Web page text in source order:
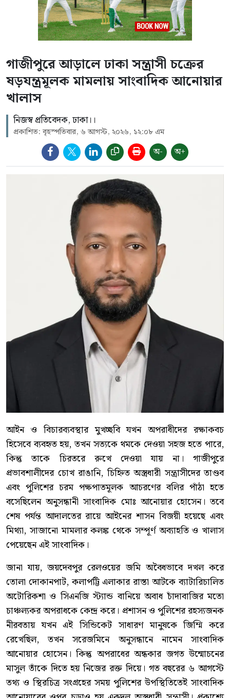
গাজীপুরে আড়ালে ঢাকা সন্ত্রাসী চক্রের
ষড়যন্ত্রমূলক মামলায় সাংবাদিক আনোয়ার
খালাস
নিজস্ব প্রতিবেদক, ঢাকা।।
প্রকাশিত: বৃহস্পতিবার, ৬ আগস্ট, ২০২৬, ১২:০৮ এম
অ- অ+
আইন ও বিচারব্যবস্থার মুখচ্ছবি যখন অপরাধীদের রক্ষাকবচ
হিসেবে ব্যবহৃত হয়, তখন সত্যকে থমকে দেওয়া সহজ হতে পারে,
কিন্তু তাকে চিরতরে রুখে দেওয়া যায় না। গাজীপুরে
প্রভাবশালীদের চোখ রাঙানি, চিহ্নিত অস্ত্রধারী সন্ত্রাসীদের তাণ্ডব
এবং পুলিশের চরম পক্ষপাতমূলক আচরণের বলির পাঁঠা হতে
বসেছিলেন অনুসন্ধানী সাংবাদিক মোঃ আনোয়ার হোসেন। তবে
শেষ পর্যন্ত আদালতের রায়ে আইনের শাসন বিজয়ী হয়েছে এবং
মিথ্যা, সাজানো মামলার কলঙ্ক থেকে সম্পূর্ণ অব্যাহতি ও খালাস
পেয়েছেন এই সাংবাদিক।
জানা যায়, জয়দেবপুর রেলওয়ের জমি অবৈধভাবে দখল করে
তোলা দোকানপাট, কলাপট্টি এলাকার রাস্তা আটকে ব্যাটারিচালিত
অটোরিকশা ও সিএনজি স্ট্যান্ড বানিয়ে অবাধ চাঁদাবাজির মতো
চাঞ্চল্যকর অপরাধকে কেন্দ্র করে। প্রশাসন ও পুলিশের রহস্যজনক
নীরবতায় যখন এই সিন্ডিকেট সাধারণ মানুষকে জিম্মি করে
রেখেছিল, তখন সরেজমিনে অনুসন্ধানে নামেন সাংবাদিক
আনোয়ার হোসেন। কিন্তু অপরাধের অন্ধকার জগত উন্মোচনের
মাসুল তাঁকে দিতে হয় নিজের রক্ত দিয়ে। গত বছরের ৬ আগস্টে
তথ্য ও স্থিরচিত্র সংগ্রহের সময় পুলিশের উপস্থিতিতেই সাংবাদিক